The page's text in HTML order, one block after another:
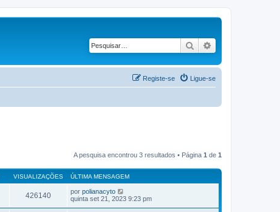
Pesquisar
Ligue-se
Registe-se
A pesquisa encontrou 3 resultados • Página 1 de 1
VISUALIZAÇÕES ÚLTIMA MENSAGEM
426140 por polianacyto
quinta set 21, 2023 9:23 pm